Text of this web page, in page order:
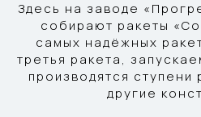
Здесь на заводе
собирают ракеты
самых надёжных
третья ракета,
производятся ступени
другие